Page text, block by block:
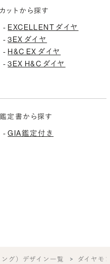
カットから探す
- EXCELLENT ダイヤ
-3EX ダイヤ
- H&C EX ダイヤ
-3EX H&C ダイヤ
鑑定書から探す
-GIA鑑定付き
グ）デザイン一覧 ダイヤモ